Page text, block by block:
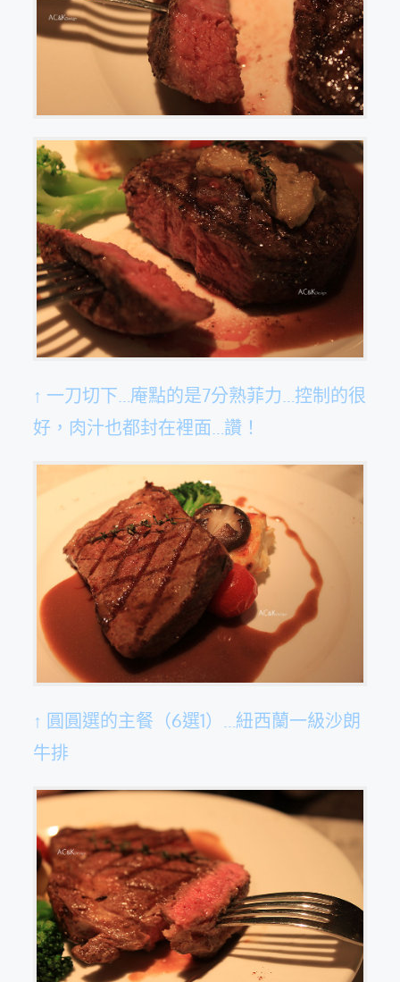
↑ 一刀切下…庵點的是7分熟菲力…控制的很
好，肉汁也都封在裡面…讚！
↑ 圓圓選的主餐（6選1）…紐西蘭一級沙朗
牛排